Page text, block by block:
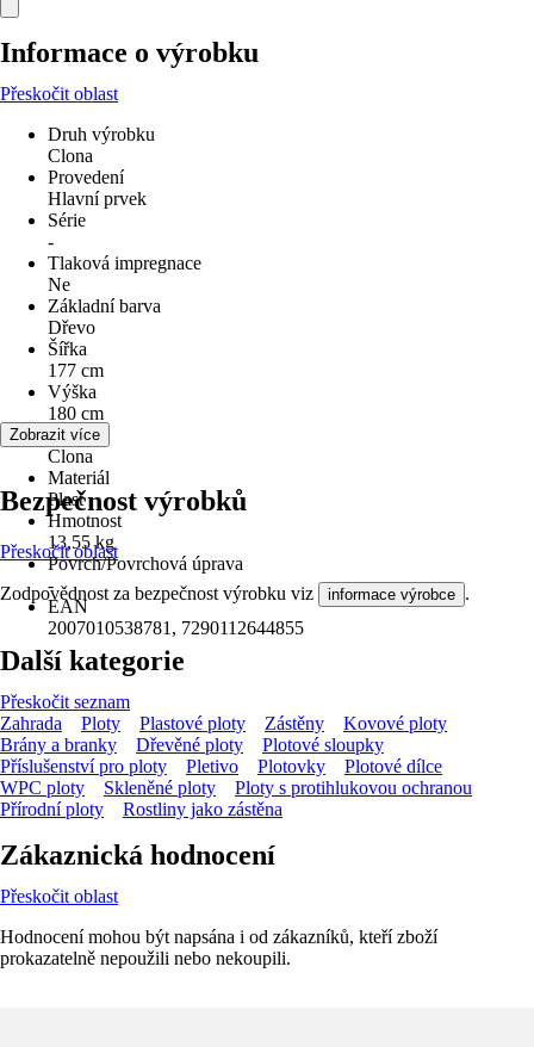
Informace o výrobku
Přeskočit oblast
Druh výrobku
Clona
Provedení
Hlavní prvek
Série
-
Tlaková impregnace
Ne
Základní barva
Dřevo
Šířka
177 cm
Výška
180 cm
Využití
Clona
Materiál
Plast
Hmotnost
13,55 kg
Povrch/Povrchová úprava
-
EAN
2007010538781, 7290112644855
Zobrazit více
Bezpečnost výrobků
Přeskočit oblast
Zodpovědnost za bezpečnost výrobku viz informace výrobce .
Další kategorie
Přeskočit seznam
Zahrada
Ploty Plastové ploty Zástěny
Kovové ploty
Brány a branky
Dřevěné ploty
Plotové sloupky
Příslušenství pro ploty
Pletivo Plotovky
Plotové dílce
WPC ploty
Skleněné ploty
Ploty s protihlukovou ochranou
Přírodní ploty
Rostliny jako zástěna
Zákaznická hodnocení
Přeskočit oblast
Hodnocení mohou být napsána i od zákazníků, kteří zboží
prokazatelně nepoužili nebo nekoupili.